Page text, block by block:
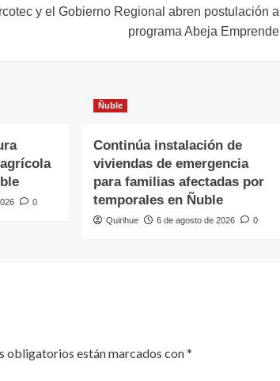
y el Gobierno Regional abren postulación a
programa Abeja Emprende
0
Ñuble
Continúa instalación de
viviendas de emergencia
para familias afectadas por
temporales en Ñuble
Quirihue 6 de agosto de 2026 0
obligatorios están marcados con*